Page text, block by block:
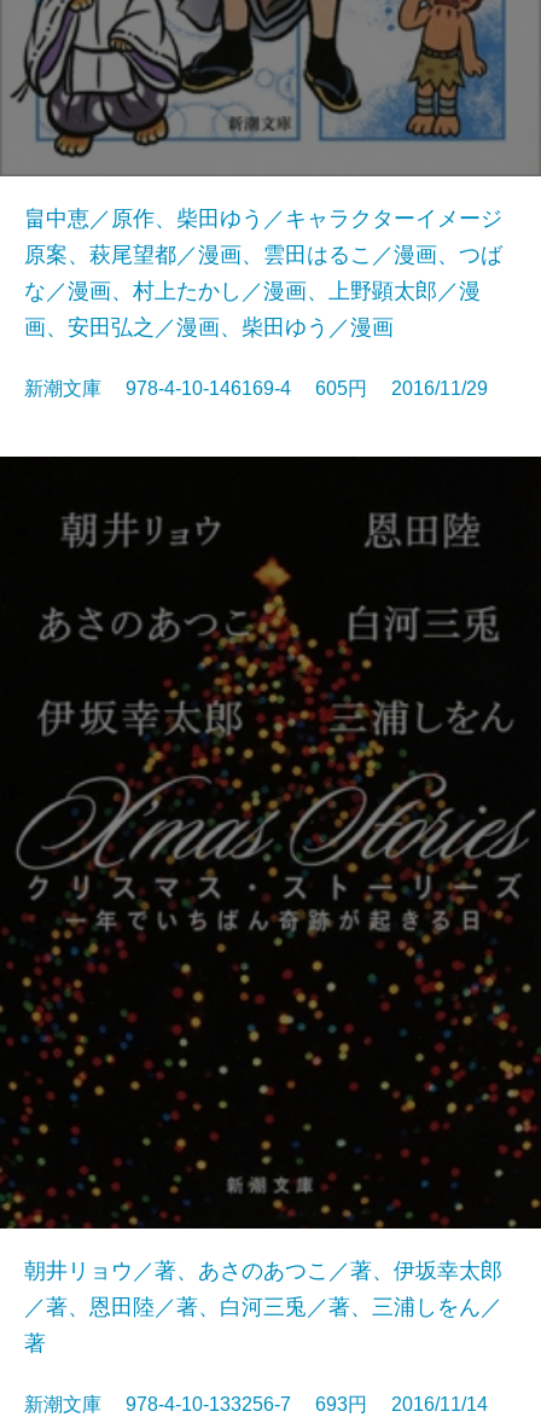
畠中恵／原作、柴田ゆう／キャラクターイメージ
原案、萩尾望都／漫画、雲田はるこ／漫画、つば
な／漫画、村上たかし／漫画、上野顕太郎／漫
画、安田弘之／漫画、柴田ゆう／漫画
新潮文庫 978-4-10-146169-4 605円 2016/11/29
朝井リョウ／著、あさのあつこ／著、伊坂幸太郎
／著、恩田陸／著、白河三兎／著、三浦しをん／
著
新潮文庫 978-4-10-133256-7 693円 2016/11/14